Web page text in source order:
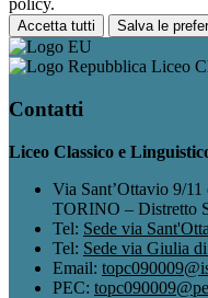
policy.
Accetta tutti Salva le
Liceo
Contatti
Liceo Classico e
Via Sant’Ottavio 9/
TORINO – Distretto
Tel: Sede via
Tel: Sede via Giulia
Email:
PEC: